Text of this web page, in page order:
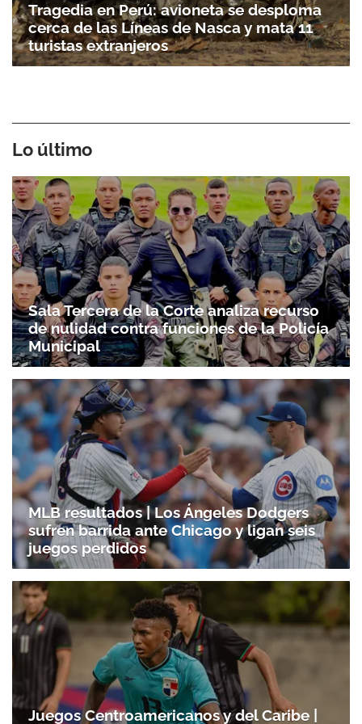
Tragedia en Perú: avioneta se desploma
cerca de las Líneas de Nasca y mata 11
turistas extranjeros
Lo último
Sala Tercera de la Corte analiza recurso
de nulidad contra funciones de la Policía
Municipal
MLB resultados | Los Ángeles Dodgers
sufren barrida ante Chicago y ligan seis
juegos perdidos
Juegos Centroamericanos y del Caribe |